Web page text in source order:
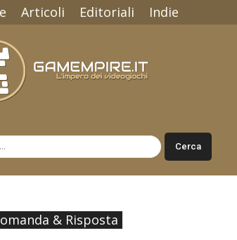
Articoli Editoriali Indie
& Risposta